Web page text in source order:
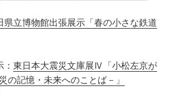
県立博物館出張展示「春の小さな鉄道
：東日本大震災文庫展Ⅳ「小松左京が
の記憶・未来へのことば－」